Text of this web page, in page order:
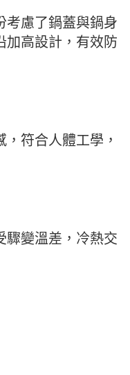
考慮了鍋蓋與鍋身
加高設計，有效防
符合人體工學，
驟變溫差，冷熱交